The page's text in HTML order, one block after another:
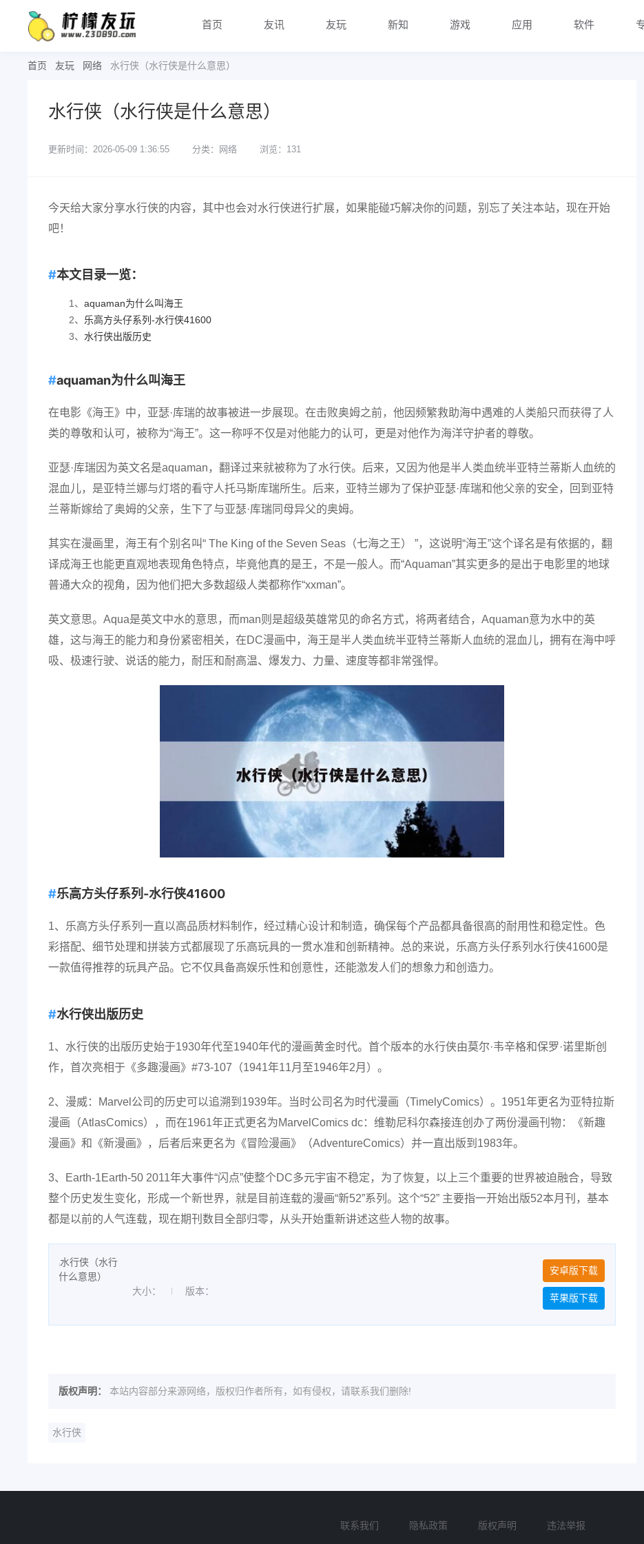
首页 友讯 友玩 新知 游戏 应用 软件
首页 友玩 网络 水行侠（水行侠是什么意思）
水行侠（水行侠是什么意思）
更新时间：2026-05-09 1:36:55 分类：网络 浏览：131
今天给大家分享水行侠的内容，其中也会对水行侠进行扩展，如果能碰巧解决你的问题，别忘了关注本站，现在开始
吧！
本文目录一览：
1、 aquaman为什么叫海王
2、 乐高方头仔系列-水行侠41600
3、 水行侠出版历史
aquaman为什么叫海王
在电影《海王》中，亚瑟·库瑞的故事被进一步展现。在击败奥姆之前，他因频繁救助海中遇难的人类船只而获得了人
类的尊敬和认可，被称为“海王”。这一称呼不仅是对他能力的认可，更是对他作为海洋守护者的尊敬。
亚瑟·库瑞因为英文名是aquaman，翻译过来就被称为了水行侠。后来，又因为他是半人类血统半亚特兰蒂斯人血统的
混血儿，是亚特兰娜与灯塔的看守人托马斯库瑞所生。后来，亚特兰娜为了保护亚瑟·库瑞和他父亲的安全，回到亚特
兰蒂斯嫁给了奥姆的父亲，生下了与亚瑟·库瑞同母异父的奥姆。
其实在漫画里，海王有个别名叫“ The King of the Seven Seas（七海之王） ”，这说明“海王”这个译名是有依据的，翻
译成海王也能更直观地表现角色特点，毕竟他真的是王，不是一般人。而“Aquaman”其实更多的是出于电影里的地球
普通大众的视角，因为他们把大多数超级人类都称作“xxman”。
英文意思。Aqua是英文中水的意思，而man则是超级英雄常见的命名方式，将两者结合，Aquaman意为水中的英
雄，这与海王的能力和身份紧密相关，在DC漫画中，海王是半人类血统半亚特兰蒂斯人血统的混血儿，拥有在海中呼
吸、极速行驶、说话的能力，耐压和耐高温、爆发力、力量、速度等都非常强悍。
乐高方头仔系列-水行侠41600
1、乐高方头仔系列一直以高品质材料制作，经过精心设计和制造，确保每个产品都具备很高的耐用性和稳定性。色
彩搭配、细节处理和拼装方式都展现了乐高玩具的一贯水准和创新精神。总的来说，乐高方头仔系列水行侠41600是
一款值得推荐的玩具产品。它不仅具备高娱乐性和创意性，还能激发人们的想象力和创造力。
水行侠出版历史
1、水行侠的出版历史始于1930年代至1940年代的漫画黄金时代。首个版本的水行侠由莫尔·韦辛格和保罗·诺里斯创
作，首次亮相于《多趣漫画》#73-107（1941年11月至1946年2月）。
2、漫威：Marvel公司的历史可以追溯到1939年。当时公司名为时代漫画（TimelyComics）。1951年更名为亚特拉斯
漫画（AtlasComics），而在1961年正式更名为MarvelComics dc：维勒尼科尔森接连创办了两份漫画刊物：《新趣
漫画》和《新漫画》，后者后来更名为《冒险漫画》（AdventureComics）并一直出版到1983年。
3、Earth-1Earth-50 2011年大事件“闪点”使整个DC多元宇宙不稳定，为了恢复，以上三个重要的世界被迫融合，导致
整个历史发生变化，形成一个新世界，就是目前连载的漫画“新52”系列。这个“52” 主要指一开始出版52本月刊，基本
都是以前的人气连载，现在期刊数目全部归零，从头开始重新讲述这些人物的故事。
大小： 版本：
安卓版下载
苹果版下载
版权声明： 本站内容部分来源网络，版权归作者所有，如有侵权，请联系我们删除!
水行侠
联系我们 隐私政策 版权声明 违法举报